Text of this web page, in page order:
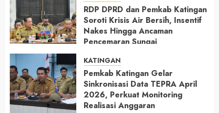
RDP DPRD dan Pemkab Katingan
Soroti Krisis Air Bersih, Insentif
Nakes Hingga Ancaman
Pencemaran Sungai
KATINGAN
Pemkab Katingan Gelar
Sinkronisasi Data TEPRA April
2026, Perkuat Monitoring
Realisasi Anggaran